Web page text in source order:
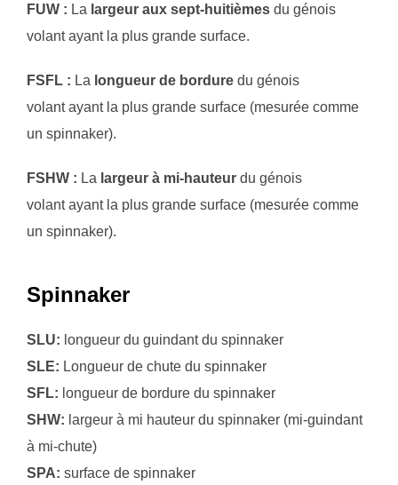
FUW : La largeur aux sept-huitièmes du génois
volant ayant la plus grande surface.
FSFL : La longueur de bordure du génois
volant ayant la plus grande surface (mesurée comme
un spinnaker).
FSHW : La largeur à mi-hauteur du génois
volant ayant la plus grande surface (mesurée comme
un spinnaker).
Spinnaker
SLU: longueur du guindant du spinnaker
SLE: Longueur de chute du spinnaker
SFL: longueur de bordure du spinnaker
SHW: largeur à mi hauteur du spinnaker (mi-guindant
à mi-chute)
SPA: surface de spinnaker